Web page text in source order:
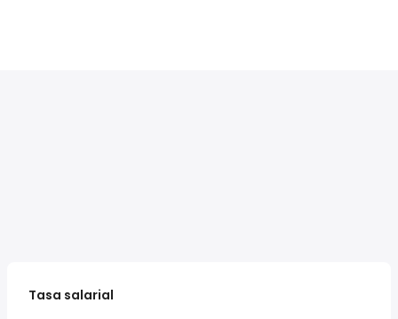
Tasa salarial